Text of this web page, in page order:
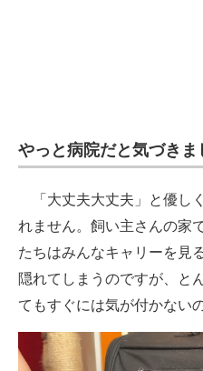
やっと病院だと気づきま
「大丈夫大丈夫」と優し
れません。飼い主さんの家
たちはみんなキャリーを見
隠れてしまうのですが、と
てもすぐには気が付かない